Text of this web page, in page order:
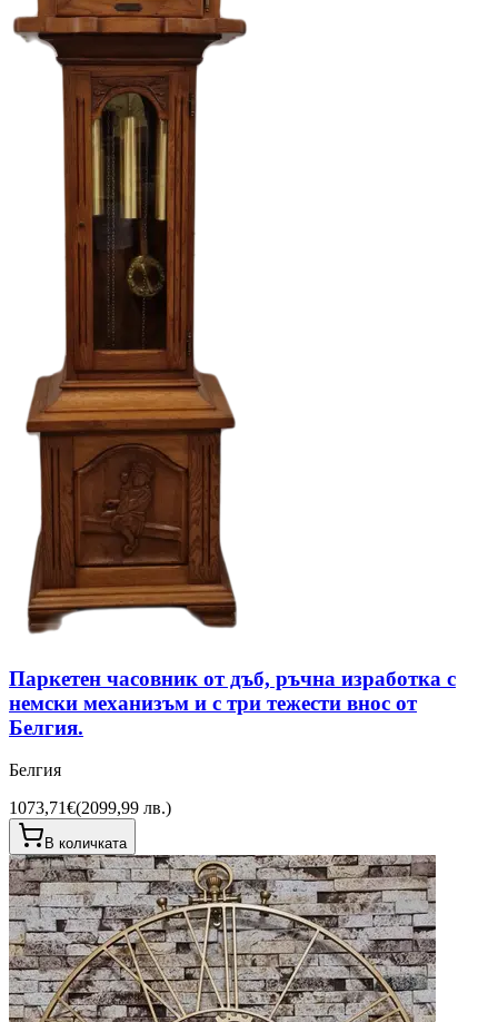
Паркетен часовник от дъб, ръчна изработка с
немски механизъм и с три тежести внос от
Белгия.
Белгия
1073,71€(2099,99 лв.)
В количката